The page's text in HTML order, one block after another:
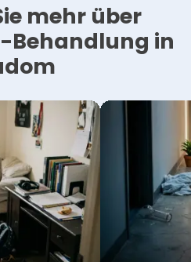
mehr über
Behandlung in